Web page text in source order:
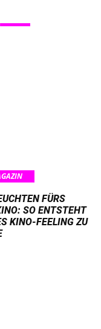
FÜRS
SO ENTSTEHT
KINO-FEELING ZU